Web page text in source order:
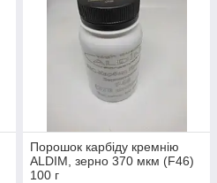
Порошок карбіду кремнію
ALDIM, зерно 370 мкм (F46)
100 г